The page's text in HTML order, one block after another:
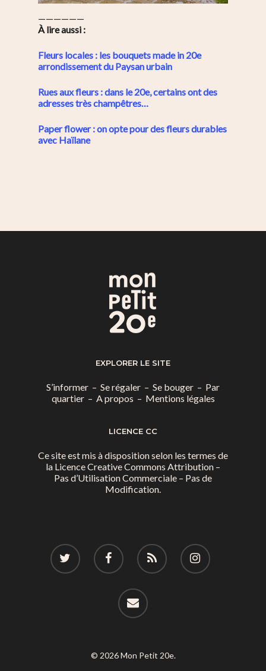
——————
À lire aussi :
Fleurs locales : les bouquets made in 20e
arrondissement du Paysan urbain
Rues aux fleurs : dans le 20e, certains ont des
adresses très champêtres…
Paper flower : on opte pour des fleurs durables
avec Haïlane
EXPLORER LE SITE
S’informer – Se régaler – Se bouger – Par
quartier– A propos – Mentions légales
LICENCE CC
Ce site est mis à disposition selon les termes de
la Licence Creative Commons Attribution –
Pas d’Utilisation Commerciale – Pas de
Modification.
© 2026 Mon Petit 20e.